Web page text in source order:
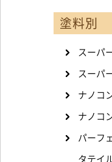
塗料別
スーパ
スーパ
ナノコ
ナノコ
パーフ
タテイ